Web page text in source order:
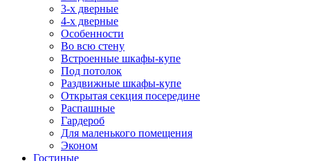
3-х дверные
4-х дверные
Особенности
Во всю стену
Встроенные шкафы-купе
Под потолок
Раздвижные шкафы-купе
Открытая секция посередине
Распашные
Гардероб
Для маленького помещения
Эконом
Гостиные